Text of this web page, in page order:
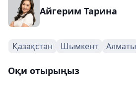
Айгерим Тарина
Қазақстан Шымкент Алматы
Оқи отырыңыз